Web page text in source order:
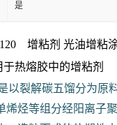
是
增粘剂 光油增粘
热熔胶中的增粘剂
以裂解碳五馏分为原
烯烃等组分经阳离子聚